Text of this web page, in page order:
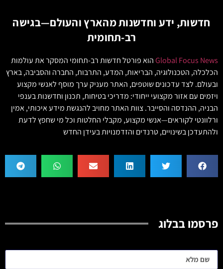
חדשות, ידע וחדשנות מהארץ והעולם—בגישה
רב-תחומית
Global Focus Newsהוא פורטל חדשות רב-תחומי המסקר את עולמות
הכלכלה, הטכנולוגיה, הבריאות, המדע, התרבות, החברה והסביבה, בארץ
ובעולם. לצד עדכונים שוטפים, האתר מעניק ערך מוסף לאנשי מקצוע
ויזמים עם אזור מקצועי ייחודי: מדריכי בטיחות, תכנון וחדשנות בענפי
הבניה, ההנדסה והסייבר. צוות האתר מחויב להנגשת מידע איכותי, אמין
ורלוונטי לקוראים—אנשי מקצוע, מקבלי החלטות וכל מי שחפץ לדעת
ולהתעדכן בשינויים, טרנדים והזדמנויות בעידן החדש
פרסמו בבלוג